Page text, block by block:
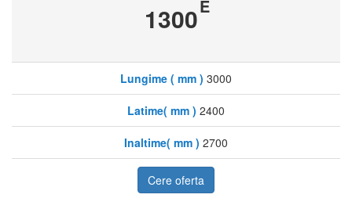
1300E
Lungime ( mm ) 3000
Latime( mm ) 2400
Inaltime( mm ) 2700
Cere oferta